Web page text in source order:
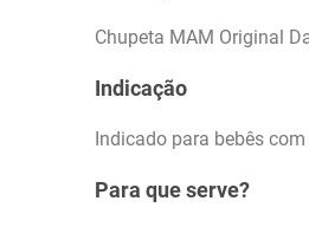
Chupeta MAM Original
Indicação
Indicado para bebês
Para que serve?